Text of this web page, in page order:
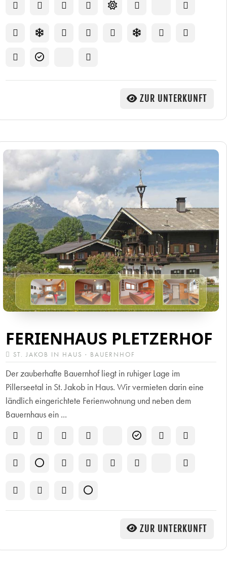
ZUR UNTERKUNFT
FERIENHAUS PLETZERHOF
ST. JAKOB IN HAUS · BAUERNHOF
Der zauberhafte Bauernhof liegt in ruhiger Lage im
Pillerseetal in St. Jakob in Haus. Wir vermieten darin eine
ländlich eingerichtete Ferienwohnung und neben dem
Bauernhaus ein ...
ZUR UNTERKUNFT